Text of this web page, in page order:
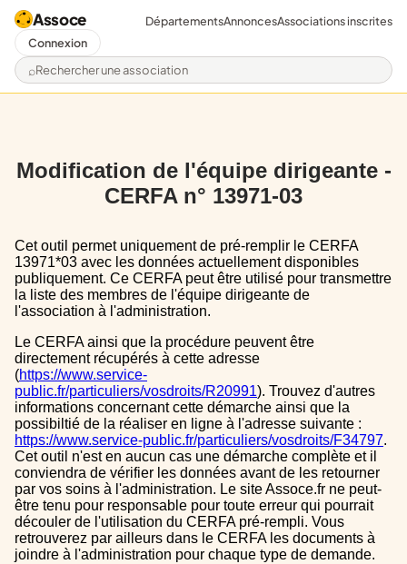
Assoce
Rechercher une association
DépartementsAnnoncesAssociations inscrites
Connexion
Modification de l'équipe dirigeante -
CERFA n° 13971-03
Cet outil permet uniquement de pré-remplir le CERFA
13971*03 avec les données actuellement disponibles
publiquement. Ce CERFA peut être utilisé pour transmettre
la liste des membres de l'équipe dirigeante de
l'association à l'administration.
Le CERFA ainsi que la procédure peuvent être
directement récupérés à cette adresse
(https://www.service-
public.fr/particuliers/vosdroits/R20991). Trouvez d'autres
informations concernant cette démarche ainsi que la
possibiltié de la réaliser en ligne à l'adresse suivante :
https://www.service-public.fr/particuliers/vosdroits/F34797.
Cet outil n'est en aucun cas une démarche complète et il
conviendra de vérifier les données avant de les retourner
par vos soins à l'administration. Le site Assoce.fr ne peut-
être tenu pour responsable pour toute erreur qui pourrait
découler de l'utilisation du CERFA pré-rempli. Vous
retrouverez par ailleurs dans le CERFA les documents à
joindre à l'administration pour chaque type de demande.